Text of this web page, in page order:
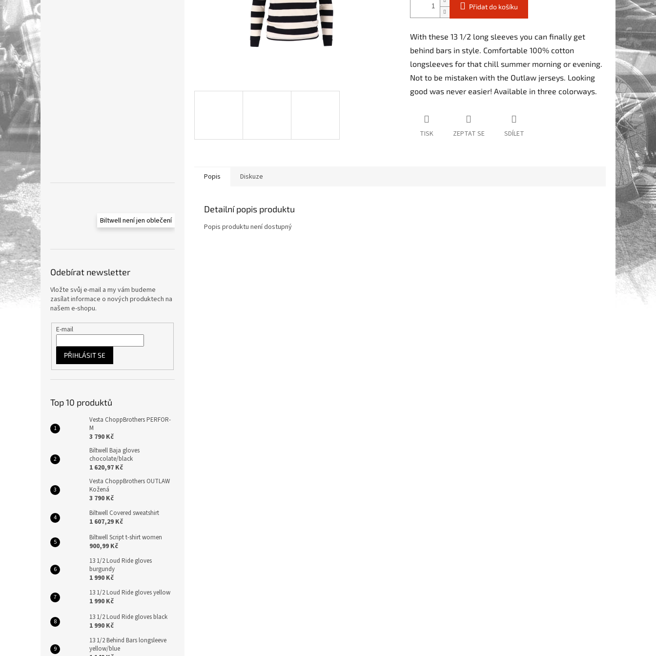
n
e
Biltwell není jen oblečení
Odebírat newsletter
Vložte svůj e-mail a my vám budeme
zasílat informace o nových produktech na
našem e-shopu.
E-mail
PŘIHLÁSIT SE
Top 10 produktů
Vesta ChoppBrothers PERFOR-
M
3 790 Kč
Biltwell Baja gloves
chocolate/black
1 620,97 Kč
Vesta ChoppBrothers OUTLAW
Kožená
3 790 Kč
Biltwell Covered sweatshirt
1 607,29 Kč
Biltwell Script t-shirt women
900,99 Kč
13 1/2 Loud Ride gloves
burgundy
1 990 Kč
13 1/2 Loud Ride gloves yellow
1 990 Kč
13 1/2 Loud Ride gloves black
1 990 Kč
13 1/2 Behind Bars longsleeve
yellow/blue
Přidat do košíku
With these 13 1/2 long sleeves you can finally get
behind bars in style. Comfortable 100% cotton
longsleeves for that chill summer morning or evening.
Not to be mistaken with the Outlaw jerseys. Looking
good was never easier! Available in three colorways.
TISK ZEPTAT SE SDÍLET
Popis Diskuze
Detailní popis produktu
Popis produktu není dostupný